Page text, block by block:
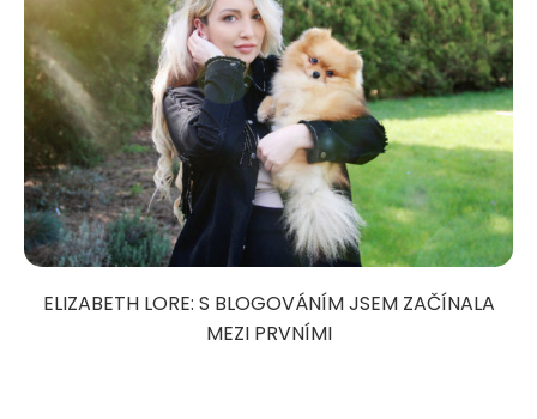
ELIZABETH LORE: S BLOGOVÁNÍM JSEM ZAČÍNALA
MEZI PRVNÍMI